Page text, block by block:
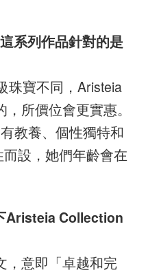
系列作品針對的是
珠寶不同，Aristeia
所價位會更實惠。
教養、個性獨特和
設，她們年齡會在
Aristeia Collection
，意即「卓越和完